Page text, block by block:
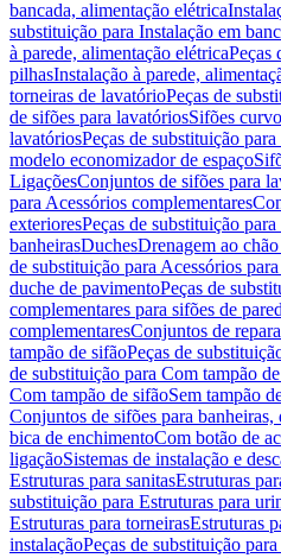
bancada, alimentação elétrica
substituição para Instalação em
à parede, alimentação elétricaPeças
pilhasInstalação à parede,
torneiras de lavatórioPeças de
de sifões para lavatóriosSifões
lavatóriosPeças de substituição
modelo economizador de espaço
LigaçõesConjuntos de sifões para
para Acessórios complementares
exterioresPeças de substituição
banheirasDuchesDrenagem ao
de substituição para Acessórios
duche de pavimentoPeças de
complementares para sifões de
complementaresConjuntos de
tampão de sifãoPeças de
de substituição para Com tampão
Com tampão de sifãoSem tampão
Conjuntos de sifões para banheiras,
bica de enchimentoCom botão de
ligaçãoSistemas de instalação e
Estruturas para sanitasEstruturas
substituição para Estruturas para
Estruturas para torneirasEstruturas
instalaçãoPeças de substituição